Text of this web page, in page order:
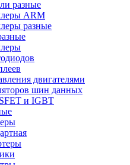
разные
ARM
разные
двигателями
шин данных
и IGBT